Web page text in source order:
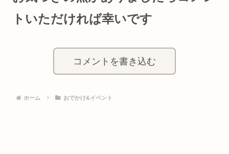
トいただければ幸いです
コメントを書き込む
ホーム おでかけ&イベント